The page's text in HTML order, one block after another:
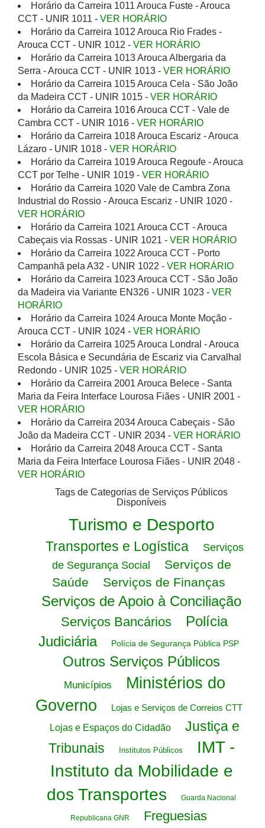
Horário da Carreira 1011 Arouca Fuste - Arouca
CCT - UNIR 1011 - VER HORÁRIO
Horário da Carreira 1012 Arouca Rio Frades -
Arouca CCT - UNIR 1012 - VER HORÁRIO
Horário da Carreira 1013 Arouca Albergaria da
Serra - Arouca CCT - UNIR 1013 - VER HORÁRIO
Horário da Carreira 1015 Arouca Cela - São João
da Madeira CCT - UNIR 1015 - VER HORÁRIO
Horário da Carreira 1016 Arouca CCT - Vale de
Cambra CCT - UNIR 1016 - VER HORÁRIO
Horário da Carreira 1018 Arouca Escariz - Arouca
Lázaro - UNIR 1018 - VER HORÁRIO
Horário da Carreira 1019 Arouca Regoufe - Arouca
CCT por Telhe - UNIR 1019 - VER HORÁRIO
Horário da Carreira 1020 Vale de Cambra Zona
Industrial do Rossio - Arouca Escariz - UNIR 1020 -
VER HORÁRIO
Horário da Carreira 1021 Arouca CCT - Arouca
Cabeçais via Rossas - UNIR 1021 - VER HORÁRIO
Horário da Carreira 1022 Arouca CCT - Porto
Campanhã pela A32 - UNIR 1022 - VER HORÁRIO
Horário da Carreira 1023 Arouca CCT - São João
da Madeira via Variante EN326 - UNIR 1023 - VER
HORÁRIO
Horário da Carreira 1024 Arouca Monte Moção -
Arouca CCT - UNIR 1024 - VER HORÁRIO
Horário da Carreira 1025 Arouca Londral - Arouca
Escola Básica e Secundária de Escariz via Carvalhal
Redondo - UNIR 1025 - VER HORÁRIO
Horário da Carreira 2001 Arouca Belece - Santa
Maria da Feira Interface Lourosa Fiães - UNIR 2001 -
VER HORÁRIO
Horário da Carreira 2034 Arouca Cabeçais - São
João da Madeira CCT - UNIR 2034 - VER HORÁRIO
Horário da Carreira 2048 Arouca CCT - Santa
Maria da Feira Interface Lourosa Fiães - UNIR 2048 -
VER HORÁRIO
Tags de Categorias de Serviços Públicos
Disponíveis
Turismo e Desporto
Transportes e Logística
Serviços
de Segurança Social
Serviços de
Saúde
Serviços de Finanças
Serviços de Apoio à Conciliação
Serviços Bancários
Polícia
Judiciária
Polícia de Segurança Pública PSP
Outros Serviços Públicos
Municípios
Ministérios do
Governo
Lojas e Serviços de Correios CTT
Lojas e Espaços do Cidadão
Justiça e
Tribunais
Institutos Públicos
IMT -
Instituto da Mobilidade e
dos Transportes
Guarda Nacional
Republicana GNR Freguesias